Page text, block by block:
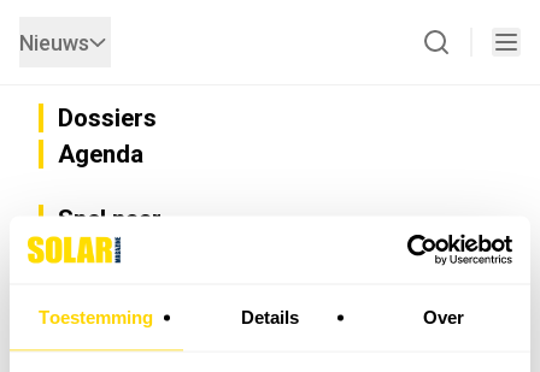
Toestemming Details Over
Nieuws
Dossiers
Agenda
Snel naar
Privacy
Nieuwsbrief